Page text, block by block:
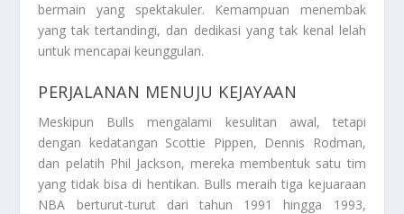
bermain yang spektakuler. Kemampuan menembak
yang tak tertandingi, dan dedikasi yang tak kenal lelah
untuk mencapai keunggulan.
PERJALANAN MENUJU KEJAYAAN
Meskipun Bulls mengalami kesulitan awal, tetapi
dengan kedatangan Scottie Pippen, Dennis Rodman,
dan pelatih Phil Jackson, mereka membentuk satu tim
yang tidak bisa di hentikan. Bulls meraih tiga kejuaraan
NBA berturut-turut dari tahun 1991 hingga 1993,